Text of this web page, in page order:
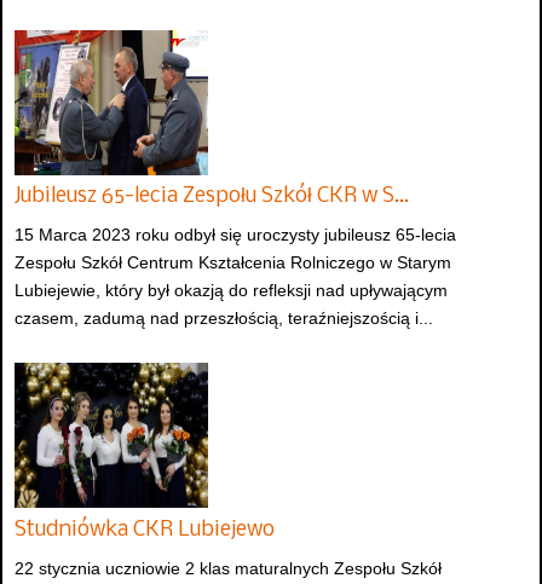
Jubileusz 65-lecia Zespołu Szkół CKR w S…
15 Marca 2023 roku odbył się uroczysty jubileusz 65-lecia
Zespołu Szkół Centrum Kształcenia Rolniczego w Starym
Lubiejewie, który był okazją do refleksji nad upływającym
czasem, zadumą nad przeszłością, teraźniejszością i...
Studniówka CKR Lubiejewo
22 stycznia uczniowie 2 klas maturalnych Zespołu Szkół